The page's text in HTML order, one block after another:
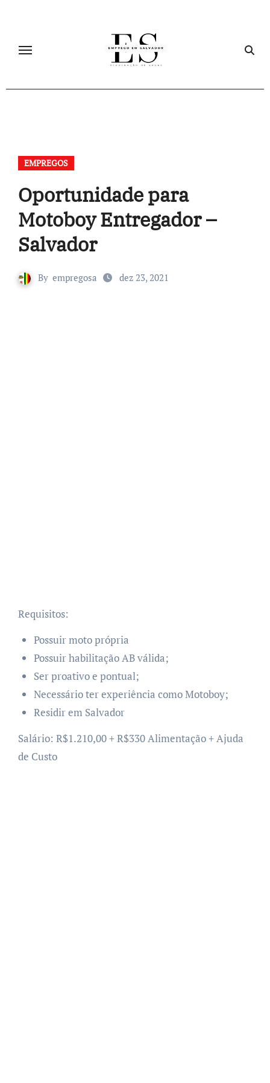
EMPREGOS
Oportunidade para
Motoboy Entregador –
Salvador
By empregosa dez 23, 2021
Requisitos:
Possuir moto própria
Possuir habilitação AB válida;
Ser proativo e pontual;
Necessário ter experiência como Motoboy;
Residir em Salvador
Salário: R$1.210,00 + R$330 Alimentação + Ajuda
de Custo